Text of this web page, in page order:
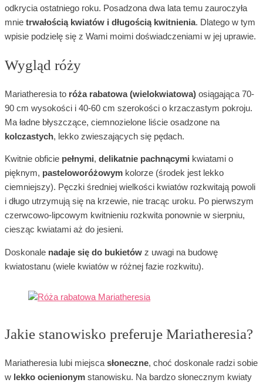
odkrycia ostatniego roku. Posadzona dwa lata temu zauroczyła
mnie trwałością kwiatów i długością kwitnienia. Dlatego w tym
wpisie podzielę się z Wami moimi doświadczeniami w jej uprawie.
Wygląd róży
Mariatheresia to róża rabatowa (wielokwiatowa) osiągająca 70-
90 cm wysokości i 40-60 cm szerokości o krzaczastym pokroju.
Ma ładne błyszczące, ciemnozielone liście osadzone na
kolczastych, lekko zwieszających się pędach.
Kwitnie obficie pełnymi, delikatnie pachnącymi kwiatami o
pięknym, pasteloworóżowym kolorze (środek jest lekko
ciemniejszy). Pęczki średniej wielkości kwiatów rozkwitają powoli
i długo utrzymują się na krzewie, nie tracąc uroku. Po pierwszym
czerwcowo-lipcowym kwitnieniu rozkwita ponownie w sierpniu,
ciesząc kwiatami aż do jesieni.
Doskonale nadaje się do bukietów z uwagi na budowę
kwiatostanu (wiele kwiatów w różnej fazie rozkwitu).
Jakie stanowisko preferuje Mariatheresia?
Mariatheresia lubi miejscasłoneczne, choć doskonale radzi sobie
w lekko ocienionym stanowisku. Na bardzo słonecznym kwiaty